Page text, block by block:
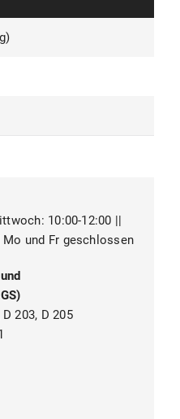
10:00-12:00 ||
Mo und Fr geschlossen
203, D 205